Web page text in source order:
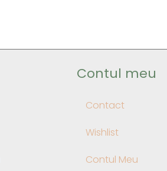
Contul meu
Contact
Wishlist
Contul Meu